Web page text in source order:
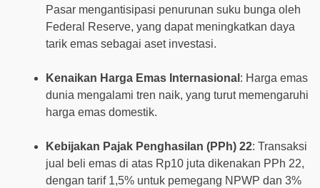
Pasar mengantisipasi penurunan suku bunga oleh
Federal Reserve, yang dapat meningkatkan daya
tarik emas sebagai aset investasi.
Kenaikan Harga Emas Internasional : Harga emas
dunia mengalami tren naik, yang turut memengaruhi
harga emas domestik.
Kebijakan Pajak Penghasilan (PPh) 22: Transaksi
jual beli emas di atas Rp10 juta dikenakan PPh 22,
dengan tarif 1,5% untuk pemegang NPWP dan 3%